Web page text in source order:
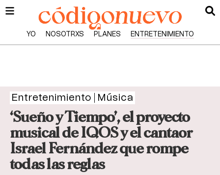
YO NOSOTRXS PLANES ENTRETENIMIENTO
Entretenimiento Música
‘Sueño y Tiempo’, el proyecto
musical de IQOS y el cantaor
Israel Fernández que rompe
todas las reglas